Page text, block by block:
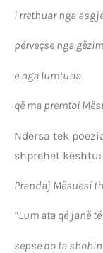
i rrethuar nga
përveçse nga
e nga lumturia
që ma premtoi
Ndërsa tek
shprehet kështu:
Prandaj Mësuesi
“Lum ata që janë
sepse do ta